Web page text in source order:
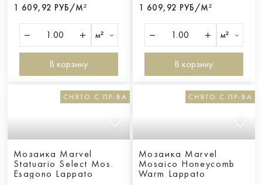
1 609,92 РУБ/М²
м²
В корзину
1 609,92 РУБ/М²
м²
В корзину
СНЯТО С ПР-ВА
Мозаика Marvel
Statuario Select Mos.
Esagono Lappato
СНЯТО С ПР-ВА
Мозаика Marvel
Mosaico Honeycomb
Warm Lappato